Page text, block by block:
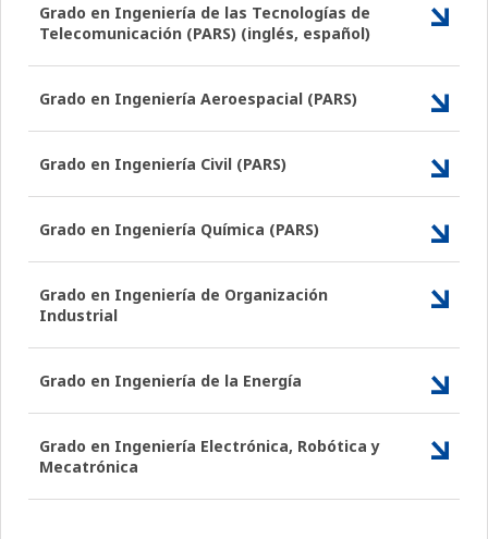
Grado en Ingeniería de las Tecnologías de
Telecomunicación (PARS) (inglés, español)
Grado en Ingeniería Aeroespacial (PARS)
Grado en Ingeniería Civil (PARS)
Grado en Ingeniería Química (PARS)
Grado en Ingeniería de Organización
Industrial
Grado en Ingeniería de la Energía
Grado en Ingeniería Electrónica, Robótica y
Mecatrónica